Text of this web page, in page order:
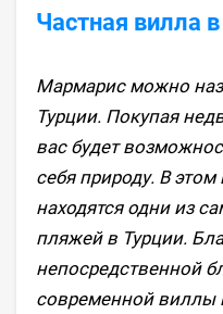
Частная вилла
Мармарис можно
Турции. Покупая
вас будет
себя природу. В
находятся одни из
пляжей в Турции.
непосредственной
современной